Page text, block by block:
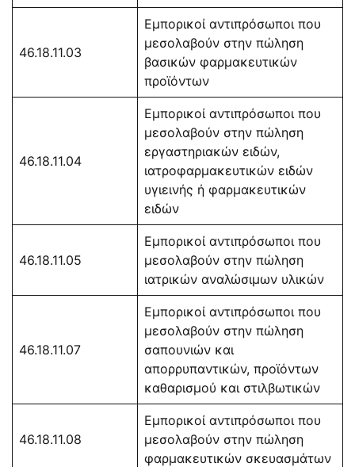
46.18.11.03
Εμπορικοί αντιπρόσωποι που
μεσολαβούν στην πώληση
βασικών φαρμακευτικών
προϊόντων
46.18.11.04
Εμπορικοί αντιπρόσωποι που
μεσολαβούν στην πώληση
εργαστηριακών ειδών,
ιατροφαρμακευτικών ειδών
υγιεινής ή φαρμακευτικών
ειδών
46.18.11.05
Εμπορικοί αντιπρόσωποι που
μεσολαβούν στην πώληση
ιατρικών αναλώσιμων υλικών
46.18.11.07
Εμπορικοί αντιπρόσωποι που
μεσολαβούν στην πώληση
σαπουνιών και
απορρυπαντικών, προϊόντων
καθαρισμού και στιλβωτικών
46.18.11.08
Εμπορικοί αντιπρόσωποι που
μεσολαβούν στην πώληση
φαρμακευτικών σκευασμάτων